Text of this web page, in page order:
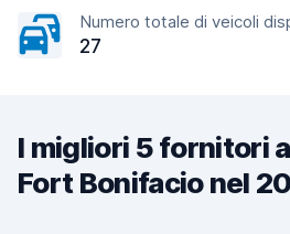
Numero totale di veicoli
27
I migliori 5 fornitori
Fort Bonifacio nel